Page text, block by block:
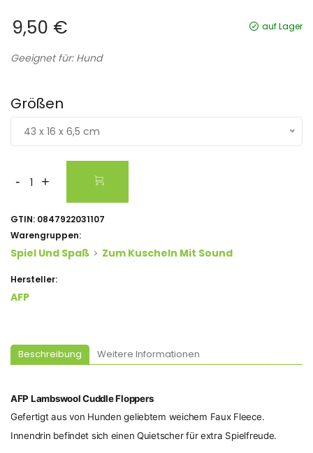
9,50 € auf Lager
Geeignet für: Hund
Größen
43 x 16 x 6,5 cm
- +
GTIN: 0847922031107
Warengruppen:
Spiel Und Spaß Zum Kuscheln Mit Sound
Hersteller:
AFP
Beschreibung Weitere Informationen
AFP Lambswool Cuddle Floppers
Gefertigt aus von Hunden geliebtem weichem Faux Fleece.
Innendrin befindet sich einen Quietscher für extra Spielfreude.